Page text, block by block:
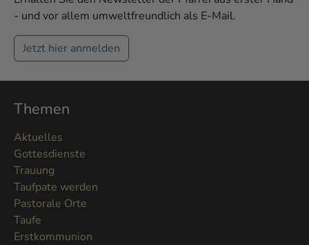
- und vor allem umweltfreundlich als E-Mail.
Jetzt hier anmelden
Themen
Aktuelles
Gottesdienste
Trauung
Taufpate werden
Pastorale Orte
Taufe
Erstkommunion